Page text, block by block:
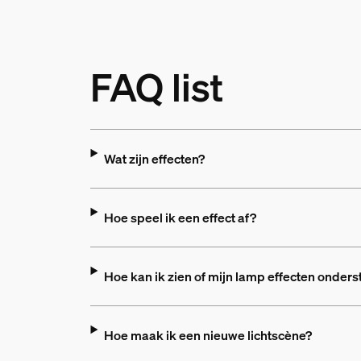
FAQ list
Wat zijn effecten?
Hoe speel ik een effect af?
Hoe kan ik zien of mijn lamp effecten
Hoe maak ik een nieuwe lichtscène?